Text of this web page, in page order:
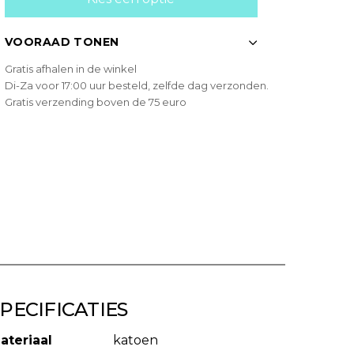
VOORAAD TONEN
Gratis afhalen in de winkel
Di-Za voor 17:00 uur besteld, zelfde dag verzonden.
Gratis verzending boven de 75 euro
katoen